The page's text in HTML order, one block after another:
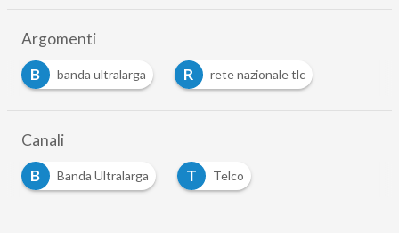
Argomenti
B
banda ultralarga R rete nazionale tlc
Canali
B
Banda Ultralarga T Telco